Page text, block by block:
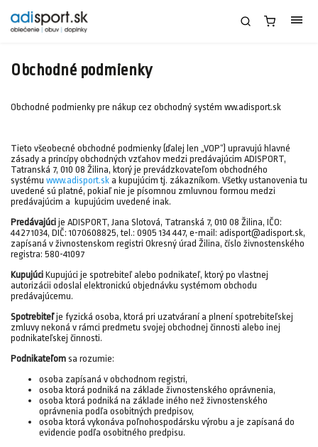
Obchodné podmienky
Obchodné podmienky pre nákup cez obchodný systém ww.adisport.sk
Tieto všeobecné obchodné podmienky (ďalej len „VOP“) upravujú hlavné
zásady a princípy obchodných vzťahov medzi predávajúcim ADISPORT,
Tatranská 7, 010 08 Žilina, ktorý je prevádzkovateľom obchodného
systému www.adisport.sk a kupujúcim tj. zákazníkom. Všetky ustanovenia tu
uvedené sú platné, pokiaľ nie je písomnou zmluvnou formou medzi
predávajúcim a kupujúcim uvedené inak.
Predávajúci je ADISPORT, Jana Slotová, Tatranská 7, 010 08 Žilina, IČO:
44271034, DIČ: 1070608825, tel.: 0905 134 447, e-mail: adisport@adisport.sk,
zapísaná v živnostenskom registri Okresný úrad Žilina, číslo živnostenského
registra: 580-41097
Kupujúci Kupujúci je spotrebiteľ alebo podnikateľ, ktorý po vlastnej
autorizácii odoslal elektronickú objednávku systémom obchodu
predávajúcemu.
Spotrebiteľje fyzická osoba, ktorá pri uzatváraní a plnení spotrebiteľskej
zmluvy nekoná v rámci predmetu svojej obchodnej činnosti alebo inej
podnikateľskej činnosti.
Podnikateľom sa rozumie:
osoba zapísaná v obchodnom registri,
osoba ktorá podniká na základe živnostenského oprávnenia,
osoba ktorá podniká na základe iného než živnostenského
oprávnenia podľa osobitných predpisov,
osoba ktorá vykonáva poľnohospodársku výrobu a je zapísaná do
evidencie podľa osobitného predpisu.